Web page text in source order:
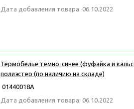
Дата добавления товара: 06.10.2022
Термобелье темно-синее (фуфайка и
полиэстер (по наличию на складе)
01440018А
Дата добавления товара: 06.10.2022